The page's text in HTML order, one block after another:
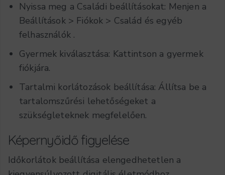
Nyissa meg a Családi beállításokat: Menjen a
Beállítások > Fiókok > Család és egyéb
felhasználók .
Gyermek kiválasztása: Kattintson a gyermek
fiókjára.
Tartalmi korlátozások beállítása: Állítsa be a
tartalomszűrési lehetőségeket a
szükségleteknek megfelelően.
Képernyőidő figyelése
Időkorlátok beállítása elengedhetetlen a